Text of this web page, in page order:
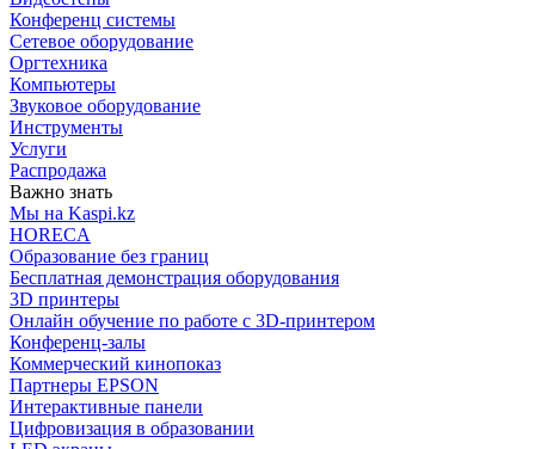
Конференц системы
Сетевое оборудование
Оргтехника
Компьютеры
Звуковое оборудование
Инструменты
Услуги
Распродажа
Важно знать
Мы на Kaspi.kz
HORECA
Образование без границ
Бесплатная демонстрация оборудования
3D принтеры
Онлайн обучение по работе с 3D-принтером
Конференц-залы
Коммерческий кинопоказ
Партнеры EPSON
Интерактивные панели
Цифровизация в образовании